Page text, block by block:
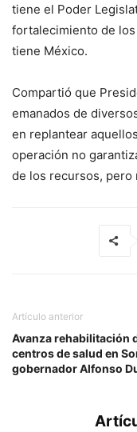
tiene el Poder
fortalecimiento de
tiene México.
Compartió que
emanados de
en replantear
operación no
de los recursos, pero
Artículo anterior
Avanza rehabilitación
centros de salud en
gobernador Alfonso